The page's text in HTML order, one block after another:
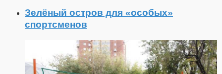
Зелёный остров для «особых»
спортсменов